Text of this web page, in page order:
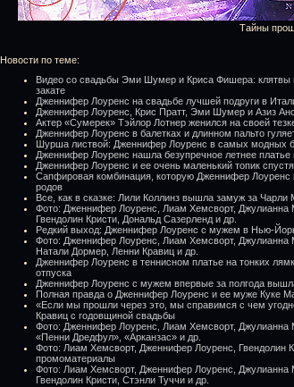
Тайны
Новости по теме:
Видео со свадьбы Эми Шумер и Криса Фишера:
закате
Дженнифер Лоуренс на свадьбе лучшей подруги в
Дженнифер Лоуренс, Крис Пратт, Эми Шумер и Азиз
Актер «Сумерек» Тэйлор Лотнер женился на своей
Дженнифер Лоуренс в балетках и длинном пальто
Шурша листвой: Дженнифер Лоуренс в самых модных
Дженнифер Лоуренс нашла безупречное летнее
Дженнифер Лоуренс и ее очень маленький топик
Сапфировая комбинация, которую Дженнифер Лоуренс
родов
Все, как в сказке: Лили Коллинз вышла замуж за Чарли
Фото: Дженнифер Лоуренс, Лиам Хемсворт,
Гвендолин Кристи, Дональд Сазерленд и др.
Редкий выход: Дженнифер Лоуренс с мужем в Нью-
Фото: Дженнифер Лоуренс, Лиам Хемсворт,
Натали Дормер, Ленни Кравиц и др.
Дженнифер Лоуренс в теннисном платье на тонких
отпуска
Дженнифер Лоуренс с мужем впервые за полгода
Полная правда о Дженнифер Лоуренс и ее муже Куке
«Если мы прошли через это, мы справимся с чем
Кравиц с годовщиной свадьбы
Фото: Дженнифер Лоуренс, Лиам Хемсворт,
«Пенни Дредфул», «Арканзас» и др.
Фото: Лиам Хемсворт, Дженнифер Лоуренс, Гвендолин
промоматериалы
Фото: Лиам Хемсворт, Дженнифер Лоуренс,
Гвендолин Кристи, Стэнли Туччи и др.